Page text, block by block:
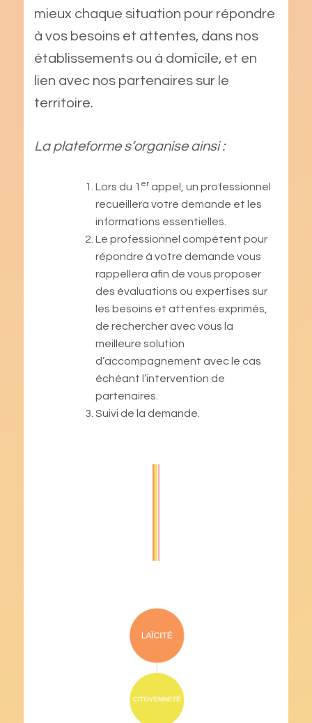
mieux chaque situation pour répondre
à vos besoins et attentes, dans nos
établissements ou à domicile, et en
lien avec nos partenaires sur le
territoire.
La plateforme s’organise ainsi :
Lors du 1 er appel, un professionnel
recueillera votre demande et les
informations essentielles.
Le professionnel compétent pour
répondre à votre demande vous
rappellera afin de vous proposer
des évaluations ou expertises sur
les besoins et attentes exprimés,
de rechercher avec vous la
meilleure solution
d’accompagnement avec le cas
échéant l’intervention de
partenaires.
Suivi de la demande.